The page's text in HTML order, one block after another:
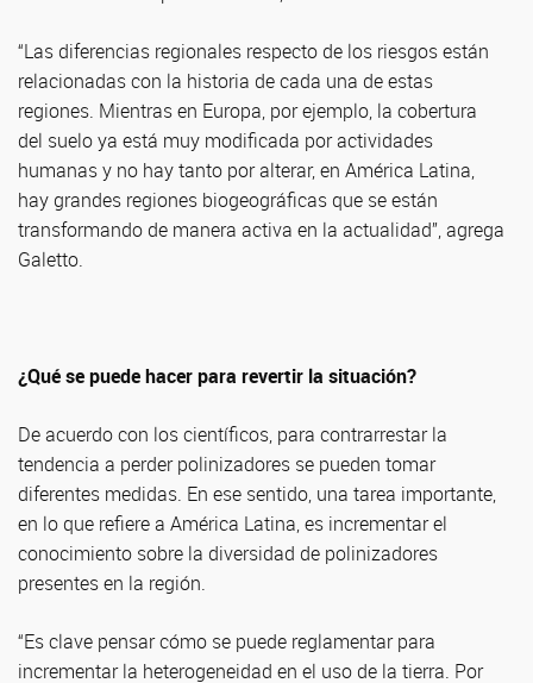
“Las diferencias regionales respecto de los riesgos están
relacionadas con la historia de cada una de estas
regiones. Mientras en Europa, por ejemplo, la cobertura
del suelo ya está muy modificada por actividades
humanas y no hay tanto por alterar, en América Latina,
hay grandes regiones biogeográficas que se están
transformando de manera activa en la actualidad”, agrega
Galetto.
¿Qué se puede hacer para revertir la situación?
De acuerdo con los científicos, para contrarrestar la
tendencia a perder polinizadores se pueden tomar
diferentes medidas. En ese sentido, una tarea importante,
en lo que refiere a América Latina, es incrementar el
conocimiento sobre la diversidad de polinizadores
presentes en la región.
“Es clave pensar cómo se puede reglamentar para
incrementar la heterogeneidad en el uso de la tierra. Por